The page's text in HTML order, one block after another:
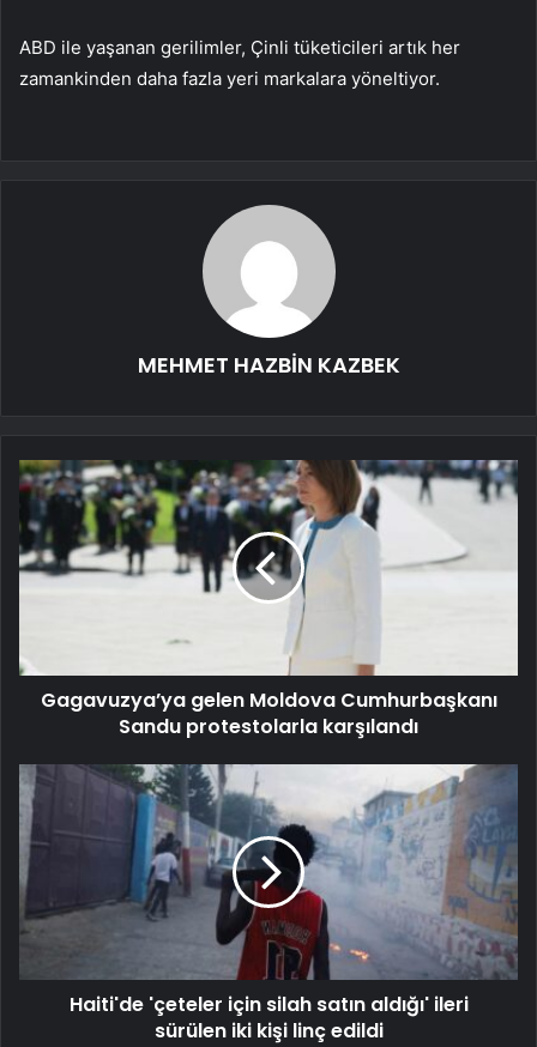
ABD ile yaşanan gerilimler, Çinli tüketicileri artık her
zamankinden daha fazla yeri markalara yöneltiyor.
MEHMET HAZBİN KAZBEK
Gagavuzya’ya gelen Moldova Cumhurbaşkanı
Sandu protestolarla karşılandı
Haiti'de 'çeteler için silah satın aldığı' ileri
sürülen iki kişi linç edildi